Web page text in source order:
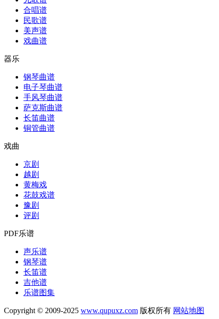
合唱谱
民歌谱
美声谱
戏曲谱
器乐
钢琴曲谱
电子琴曲谱
手风琴曲谱
萨克斯曲谱
长笛曲谱
铜管曲谱
戏曲
京剧
越剧
黄梅戏
花鼓戏谱
豫剧
评剧
PDF乐谱
声乐谱
钢琴谱
长笛谱
吉他谱
乐谱图集
Copyright © 2009-2025 www.qupuxz.com 版权所有 网站地图